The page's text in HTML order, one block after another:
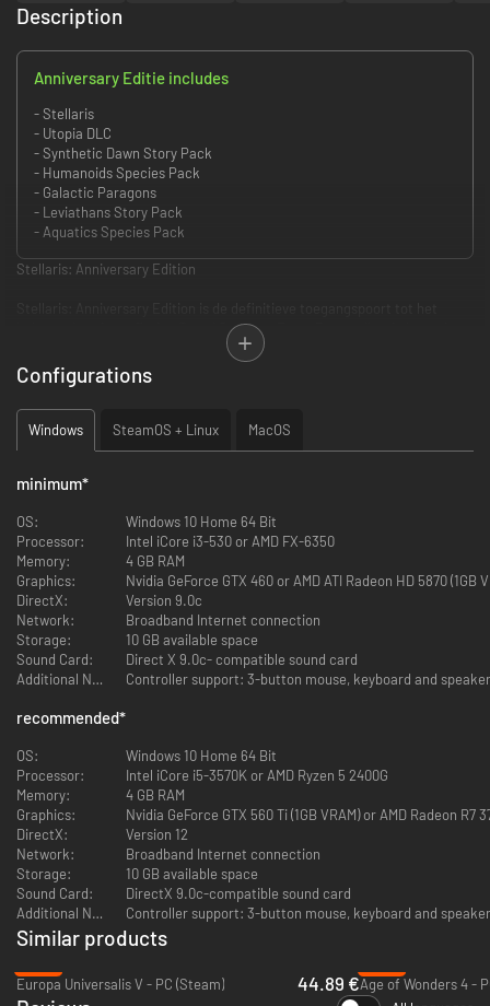
Description
Anniversary Editie includes
- Stellaris
- Utopia DLC
- Synthetic Dawn Story Pack
- Humanoids Species Pack
- Galactic Paragons
- Leviathans Story Pack
- Aquatics Species Pack
Stellaris: Anniversary Edition
bekroonde sciencefiction Grand Strategy Epos. Deze collectie bevat het
basisspel en de meest essentiële uitbreidingen, zorgvuldig uitgekozen
voor de diepste, meest toegankelijke ervaring voor nieuwe galactische
ontdekkingsreizigers.
Stellaris: Anniversary Edition bevat het volgende:
Nu met drie legendarische DLC's die voorheen apart verkrijgbaar van
- Utopia: de 'noodzakelijke' uitbreiding. Ontgrendel megastructuren
(Dyson Sphere, Ring Worlds) en Ascension-paden om je soort te laten
evolueren.
- Synthetic Dawn Story Pack: speel als een Gestalt Machine Empire.
- Humanoids Species Pack: uitgebreide aanpassingsmogelijkheden met
nieuwe portretten, scheepssets en de Clone Army Origin.
Galactic Paragons:
Laat je leiders uitgroeien tot legendes, rekruteer beroemde en
maakt je leiders tot de ader van je rijk, om je te helpen je visie voor de
Leviathans Story Pack:
Het sterrenstelsel leeft en is gevaarlijk. Ontmoet enorme
ruimtewachters, oude enclaves van handelaren en kies een kant als het
sterrenstelsel in oorlog verzeilt raakt terwijl twee oude en machtige
rivalen ontwaken in de "Oorlog in de hemel". Confronteer de schaduwen
van het verleden en pluk de vruchten of word een voetnoot in de
galactische geschiedenis.
Aquatics Species Pack:
grenzeloze getijden van de sterren. Duik in het leven van een zeevarend
rijk en gebruik de kracht van water om werelden te aquavormen.
Configurations
Windows SteamOS + Linux MacOS
minimum*
OS:
Windows 10 Home 64 Bit
Processor:
Intel iCore i3-530 or AMD FX-6350
Memory:
4 GB RAM
Graphics:
DirectX:
Version 9.0c
Network:
Broadband Internet connection
Storage:
10 GB available space
Sound Card:
Direct X 9.0c- compatible sound card
Additional Notes:
Controller support: 3-button mouse, keyboard and
recommended*
OS:
Windows 10 Home 64 Bit
Processor:
Intel iCore i5-3570K or AMD Ryzen 5 2400G
Memory:
4 GB RAM
Graphics:
Nvidia GeForce GTX 560 Ti (1GB VRAM) or AMD
DirectX:
Version 12
Network:
Broadband Internet connection
Storage:
10 GB available space
Sound Card:
DirectX 9.0c-compatible sound card
Additional Notes:
Controller support: 3-button mouse, keyboard and
Similar products
Europa Universalis V - PC (Steam)
44.89 €Age of Wonders 4 -